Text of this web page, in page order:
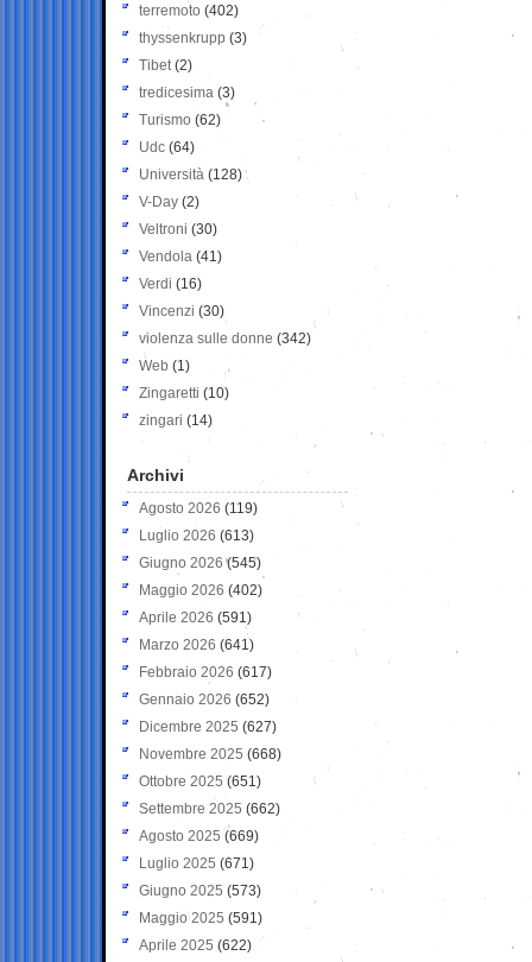
terremoto (402)
thyssenkrupp (3)
Tibet(2)
tredicesima (3)
Turismo (62)
Udc (64)
Università (128)
V-Day (2)
Veltroni (30)
Vendola (41)
Verdi (16)
Vincenzi (30)
violenza sulle donne (342)
Web (1)
Zingaretti (10)
zingari (14)
Archivi
Agosto 2026 (119)
Luglio 2026 (613)
Giugno 2026 (545)
Maggio 2026 (402)
Aprile 2026 (591)
Marzo 2026 (641)
Febbraio 2026 (617)
Gennaio 2026 (652)
Dicembre 2025 (627)
Novembre 2025 (668)
Ottobre 2025 (651)
Settembre 2025 (662)
Agosto 2025 (669)
Luglio 2025 (671)
Giugno 2025 (573)
Maggio 2025 (591)
Aprile 2025 (622)